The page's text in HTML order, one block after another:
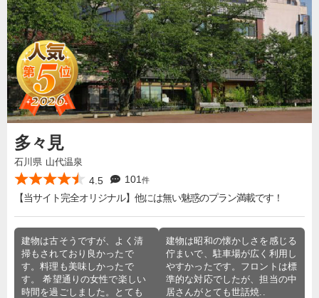
多々見
石川県 山代温泉
4.5 101 件
【当サイト完全オリジナル】他には無い魅惑のプラン満載です！
建物は古そうですが、よく清
掃もされており良かったで
す。料理も美味しかったで
す。 希望通りの女性で楽しい
時間を過ごしました。とても
建物は昭和の懐かしさを感じる
佇まいで、駐車場が広く利用し
やすかったです。フロントは標
準的な対応でしたが、担当の中
居さんがとても世話焼..